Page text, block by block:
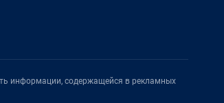
информации, содержащейся в рекламных